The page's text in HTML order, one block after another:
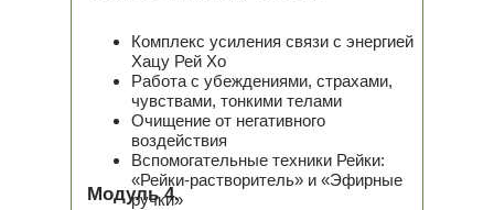
Комплекс усиления связи с энергией
Хацу Рей Хо
Работа с убеждениями, страхами,
чувствами, тонкими телами
Очищение от негативного
воздействия
Вспомогательные техники Рейки:
«Рейки-растворитель» и «Эфирные
ручки»
Модуль 4.